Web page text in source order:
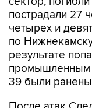
пострадали 27
четырех и
по
результате
промышленным
39 были